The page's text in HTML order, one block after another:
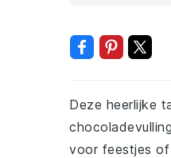
Deze heerlijke
voor feestjes of